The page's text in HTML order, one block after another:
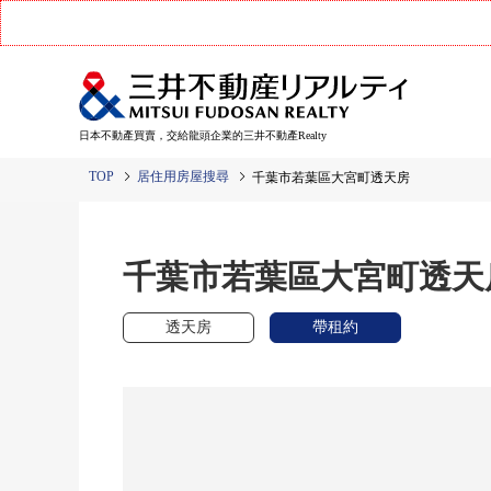
日本不動產買賣，交給龍頭企業的三井不動產Realty
TOP 居住用房屋搜尋 千葉市若葉區大宮町透天房
千葉市若葉區大宮町透
透天房 帶租約